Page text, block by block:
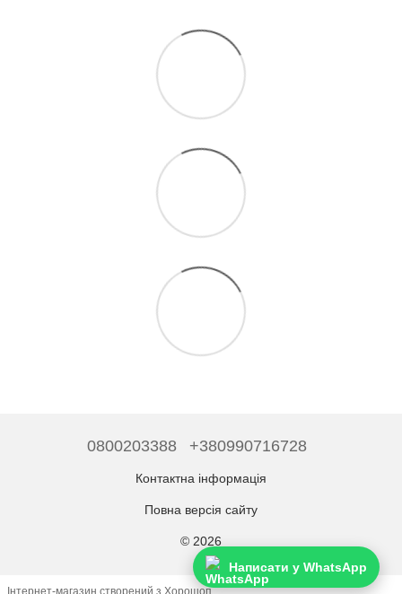
Написати у WhatsApp
0800203388 +380990716728
Контактна інформація
Повна версія сайту
© 2026